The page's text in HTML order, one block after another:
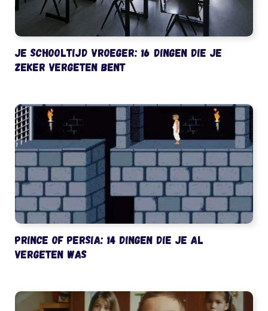
Je schooltijd vroeger: 16 dingen die je
zeker vergeten bent
Prince of Persia: 14 dingen die je al
vergeten was